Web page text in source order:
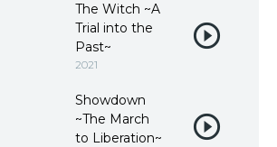
The Witch ~A
Trial into the
Past~
2021
Showdown
~The March
to Liberation~